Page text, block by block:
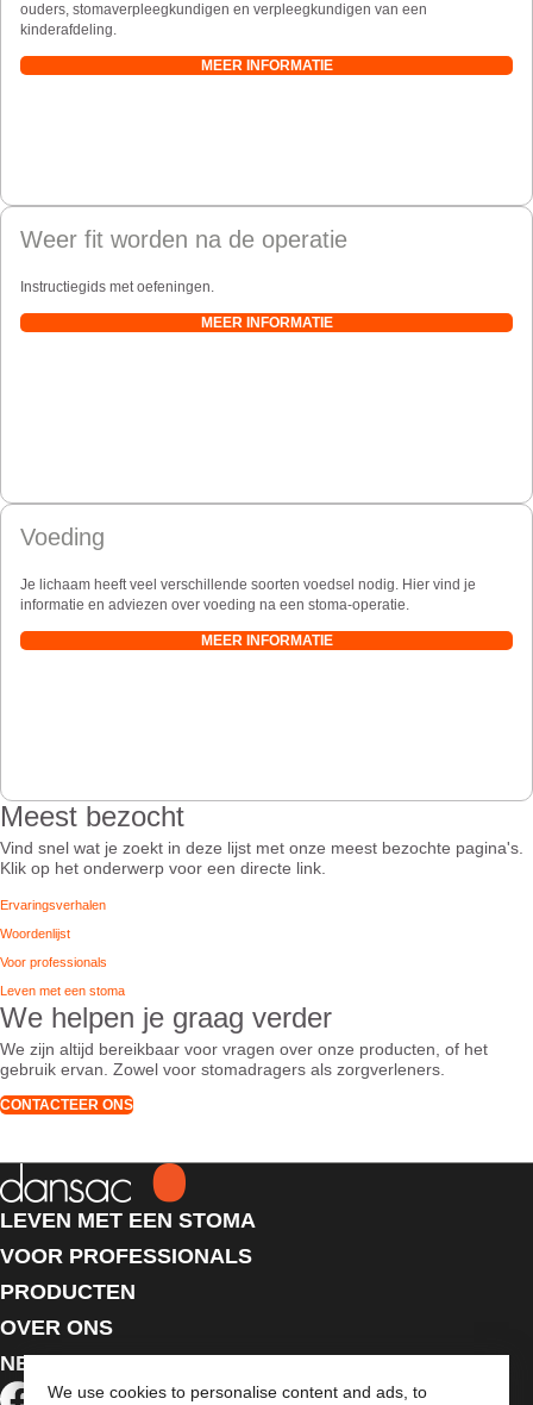
We use cookies to personalise content and ads, to
ouders, stomaverpleegkundigen en verpleegkundigen van een
kinderafdeling.
MEER INFORMATIE
Weer fit worden na de operatie
Instructiegids met oefeningen.
MEER INFORMATIE
Voeding
Je lichaam heeft veel verschillende soorten voedsel nodig. Hier vind je
informatie en adviezen over voeding na een stoma-operatie.
MEER INFORMATIE
Meest bezocht
Vind snel wat je zoekt in deze lijst met onze meest bezochte pagina's.
Klik op het onderwerp voor een directe link.
Ervaringsverhalen
Woordenlijst
Voor professionals
Leven met een stoma
We helpen je graag verder
We zijn altijd bereikbaar voor vragen over onze producten, of het
gebruik ervan. Zowel voor stomadragers als zorgverleners.
CONTACTEER ONS
LEVEN MET EEN STOMA
VOOR PROFESSIONALS
PRODUCTEN
OVER ONS
NEEM CONTACT MET ONS OP